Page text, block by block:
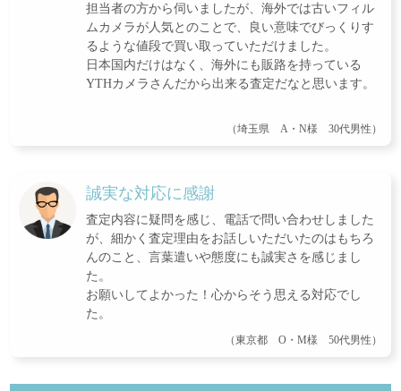
担当者の方から伺いましたが、海外では古いフィル
ムカメラが人気とのことで、良い意味でびっくりす
るような値段で買い取っていただけました。
日本国内だけはなく、海外にも販路を持っている
YTHカメラさんだから出来る査定だなと思います。
（埼玉県 A・N様 30代男性）
誠実な対応に感謝
査定内容に疑問を感じ、電話で問い合わせしました
が、細かく査定理由をお話しいただいたのはもちろ
んのこと、言葉遣いや態度にも誠実さを感じまし
た。
お願いしてよかった！心からそう思える対応でし
た。
（東京都 O・M様 50代男性）